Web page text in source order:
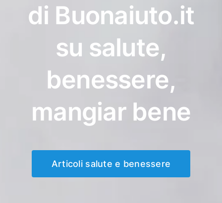
di Buonaiuto.it
su salute,
benessere,
mangiar bene
Articoli salute e benessere